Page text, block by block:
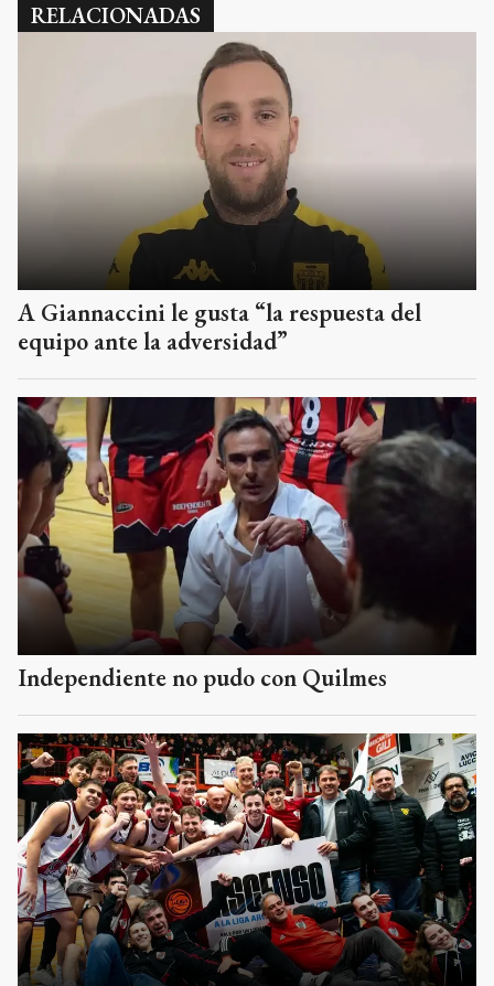
RELACIONADAS
A Giannaccini le gusta “la respuesta del
equipo ante la adversidad”
Independiente no pudo con Quilmes